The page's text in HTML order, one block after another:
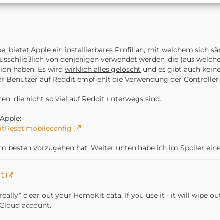
bietet Apple ein installierbares Profil an, mit welchem sich
von denjenigen verwendet werden, die (aus
haben. Es wird wirklich alles gelöscht und es gibt auch
Benutzer auf Reddit empfiehlt die Verwendung der
die nicht so viel auf Reddit unterwegs sind.
besten vorzugehen hat. Weiter unten habe ich im Spoiler
clear out your HomeKit data. If you use it - it will wipe
account.